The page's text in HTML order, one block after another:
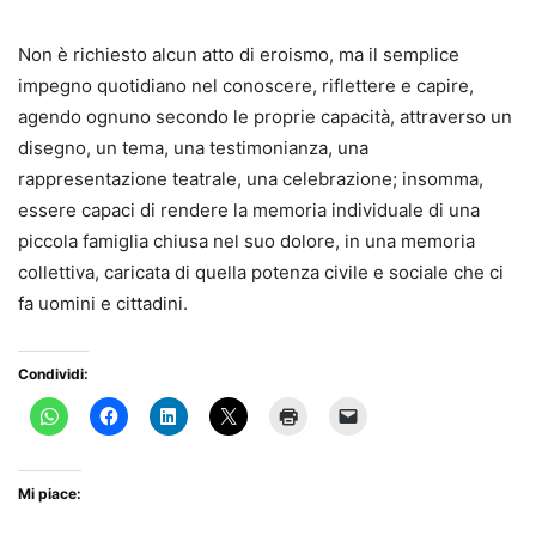
Non è richiesto alcun atto di eroismo, ma il semplice
impegno quotidiano nel conoscere, riflettere e capire,
agendo ognuno secondo le proprie capacità, attraverso un
disegno, un tema, una testimonianza, una
rappresentazione teatrale, una celebrazione; insomma,
essere capaci di rendere la memoria individuale di una
piccola famiglia chiusa nel suo dolore, in una memoria
collettiva, caricata di quella potenza civile e sociale che ci
fa uomini e cittadini.
Condividi:
Mi piace: